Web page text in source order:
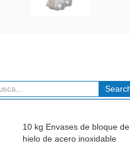
10 kg Envases de bloque de
hielo de acero inoxidable